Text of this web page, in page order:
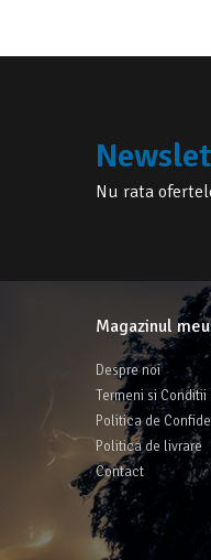
Nu rata
Magazinul meu
Despre noi
Termeni si Conditii
Politica de
Politica de livrare
Contact